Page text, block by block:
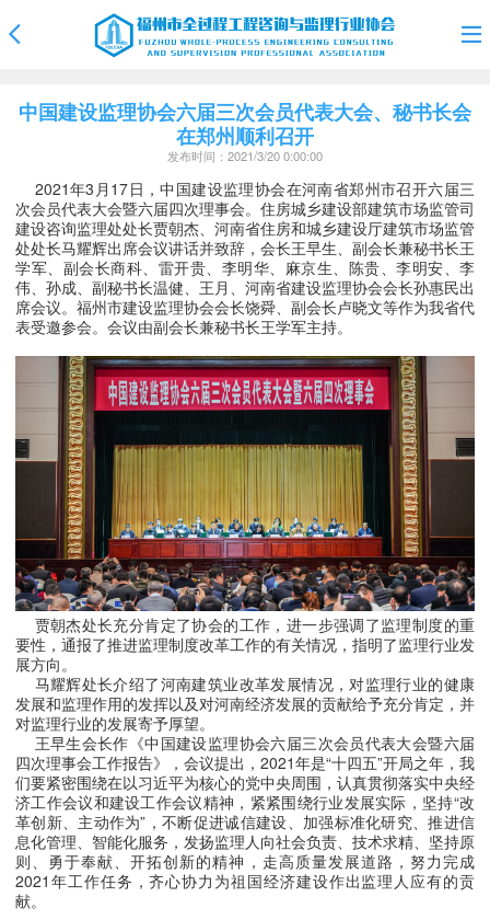
中国建设监理协会六届三次会员代表大会、秘书长会
在郑州顺利召开
发布时间：2021/3/20 0:00:00
2021年3月17日，中国建设监理协会在河南省郑州市召开六届三
次会员代表大会暨六届四次理事会。住房城乡建设部建筑市场监管司
建设咨询监理处处长贾朝杰、河南省住房和城乡建设厅建筑市场监管
处处长马耀辉出席会议讲话并致辞，会长王早生、副会长兼秘书长王
学军、副会长商科、雷开贵、李明华、麻京生、陈贵、李明安、李
伟、孙成、副秘书长温健、王月、河南省建设监理协会会长孙惠民出
席会议。 福州市建设监理协会会长饶舜、副会长卢晓文等作为我省代
表受邀参会。 会议由副会长兼秘书长王学军主持。
贾朝杰处长充分肯定了协会的工作，进一步强调了监理制度的重
要性，通报了推进监理制度改革工作的有关情况，指明了监理行业发
展方向。
马耀辉处长介绍了河南建筑业改革发展情况，对监理行业的健康
发展和监理作用的发挥以及对河南经济发展的贡献给予充分肯定，并
对监理行业的发展寄予厚望。
王早生会长作《中国建设监理协会六届三次会员代表大会暨六届
四次理事会工作报告》，会议提出， 2021年是“十四五”开局之年，我
们要紧密围绕在以习近平为核心的党中央周围，认真贯彻落实中央经
济工作会议和建设工作会议精神，紧紧围绕行业发展实际，坚持“改
革创新、主动作为”，不断促进诚信建设、加强标准化研究、推进信
息化管理、智能化服务，发扬监理人向社会负责、技术求精、坚持原
则、勇于奉献、开拓创新的精神，走高质量发展道路，努力完成
2021年工作任务，齐心协力为祖国经济建设作出监理人应有的贡
献。